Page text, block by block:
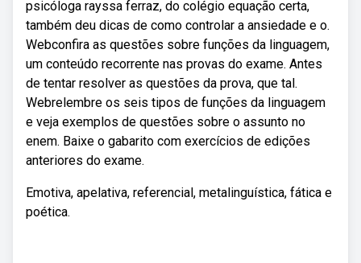
psicóloga rayssa ferraz, do colégio equação certa,
também deu dicas de como controlar a ansiedade e o.
Webconfira as questões sobre funções da linguagem,
um conteúdo recorrente nas provas do exame. Antes
de tentar resolver as questões da prova, que tal.
Webrelembre os seis tipos de funções da linguagem
e veja exemplos de questões sobre o assunto no
enem. Baixe o gabarito com exercícios de edições
anteriores do exame.
Emotiva, apelativa, referencial, metalinguística, fática e
poética.